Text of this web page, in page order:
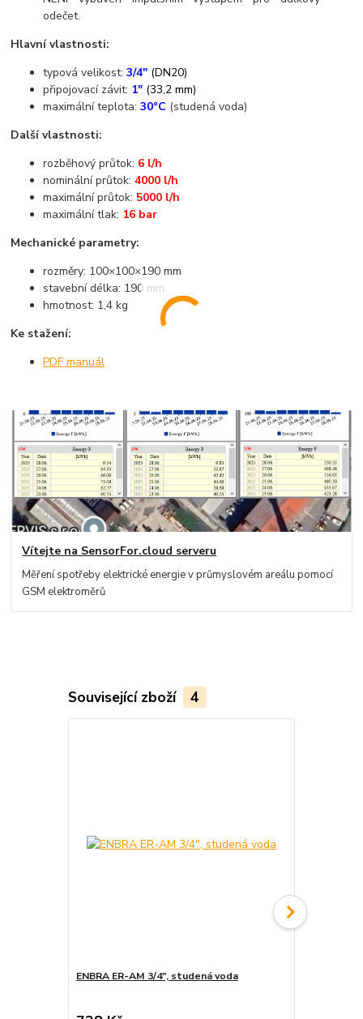
odečet.
Hlavní vlastnosti:
typová velikost:3/4" (DN20)
připojovací závit: 1" (33,2 mm)
maximální teplota:30°C (studená voda)
Další vlastnosti:
rozběhový průtok: 6 l/h
nominální průtok:4000 l/h
maximální průtok: 5000 l/h
maximální tlak: 16 bar
Mechanické parametry:
rozměry: 100×100×190 mm
stavební délka: 190 mm
hmotnost: 1,4 kg
Ke stažení:
PDF manuál
Vítejte na SensorFor.cloud serveru
Měření spotřeby elektrické energie v průmyslovém areálu pomocí
GSM elektroměrů
Související zboží 4
ENBRA ER-AM 3/4", studená voda